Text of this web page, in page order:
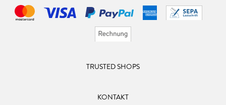
TRUSTED SHOPS
KONTAKT